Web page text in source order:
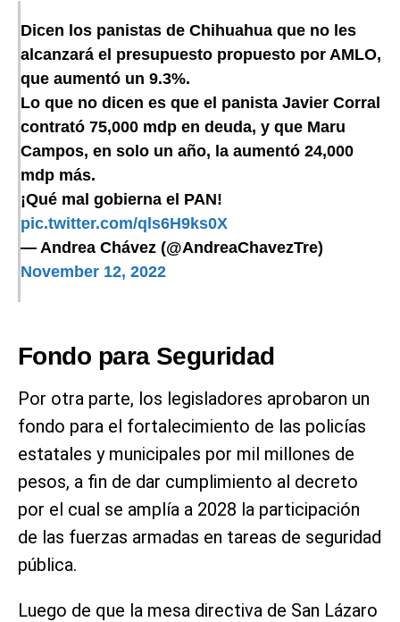
Dicen los panistas de Chihuahua que no les
alcanzará el presupuesto propuesto por AMLO,
que aumentó un 9.3%.
Lo que no dicen es que el panista Javier Corral
contrató 75,000 mdp en deuda, y que Maru
Campos, en solo un año, la aumentó 24,000
mdp más.
¡Qué mal gobierna el PAN!
pic.twitter.com/qls6H9ks0X
— Andrea Chávez (@AndreaChavezTre)
November 12, 2022
Fondo para Seguridad
Por otra parte, los legisladores aprobaron un
fondo para el fortalecimiento de las policías
estatales y municipales por mil millones de
pesos, a fin de dar cumplimiento al decreto
por el cual se amplía a 2028 la participación
de las fuerzas armadas en tareas de seguridad
pública.
Luego de que la mesa directiva de San Lázaro